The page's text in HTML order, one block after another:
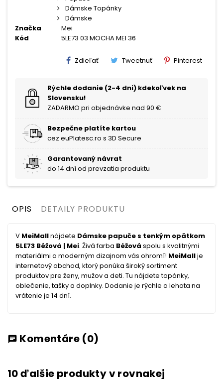
Dámske Topánky
Dámske
Značka
Mei
Kód
5LE73 03 MOCHA MEI 36
Zdieľať Tweetnuť Pinterest
Rýchle dodanie (2-4 dni) kdekoľvek na
Slovensku!
ZADARMO pri objednávke nad 90 €
Bezpečne platíte kartou
cez euPlatesc.ro s 3D Secure
Garantovaný návrat
do 14 dní od prevzatia produktu
OPIS DETAILY PRODUKTU
V MeiMallnájdete Dámske papuče s tenkým opätkom
5LE73 Béžová | Mei. Živá farba Béžová spolu s kvalitnými
materiálmi a moderným dizajnom vás ohromí! MeiMallje
internetový obchod, ktorý ponúka široký sortiment
produktov pre ženy, mužov a deti. Tu nájdete topánky,
oblečenie, tašky a doplnky. Dodanie je rýchle a lehota na
vrátenie je 14 dní.
chat Komentáre (0)
10 ďalšie produkty v rovnakej